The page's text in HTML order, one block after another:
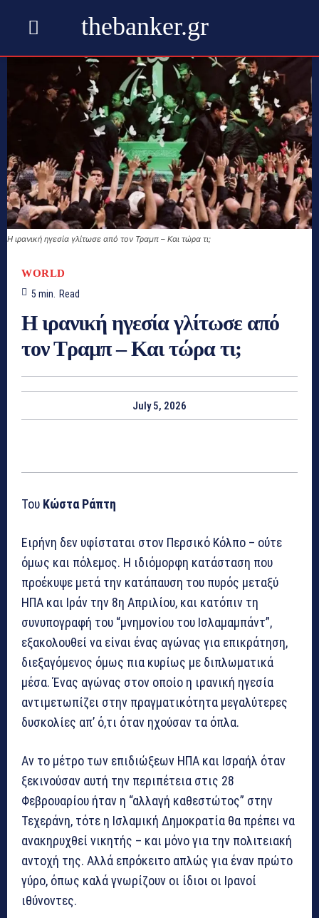
thebanker.gr
Η ιρανική ηγεσία γλίτωσε από τον Τραμπ – Kαι τώρα τι;
WORLD
5 min. Read
Η ιρανική ηγεσία γλίτωσε από
τον Τραμπ – Kαι τώρα τι;
July 5, 2026
Του Κώστα Ράπτη
Ειρήνη δεν υφίσταται στον Περσικό Κόλπο – ούτε
όμως και πόλεμος. Η ιδιόμορφη κατάσταση που
προέκυψε μετά την κατάπαυση του πυρός μεταξύ
ΗΠΑ και Ιράν την 8η Απριλίου, και κατόπιν τη
συνυπογραφή του “μνημονίου του Ισλαμαμπάντ”,
εξακολουθεί να είναι ένας αγώνας για επικράτηση,
διεξαγόμενος όμως πια κυρίως με διπλωματικά
μέσα. Ένας αγώνας στον οποίο η ιρανική ηγεσία
αντιμετωπίζει στην πραγματικότητα μεγαλύτερες
δυσκολίες απ’ ό,τι όταν ηχούσαν τα όπλα.
Αν το μέτρο των επιδιώξεων ΗΠΑ και Ισραήλ όταν
ξεκινούσαν αυτή την περιπέτεια στις 28
Φεβρουαρίου ήταν η “αλλαγή καθεστώτος” στην
Τεχεράνη, τότε η Ισλαμική Δημοκρατία θα πρέπει να
ανακηρυχθεί νικητής – και μόνο για την πολιτειακή
αντοχή της. Αλλά επρόκειτο απλώς για έναν πρώτο
γύρο, όπως καλά γνωρίζουν οι ίδιοι οι Ιρανοί
ιθύνοντες.